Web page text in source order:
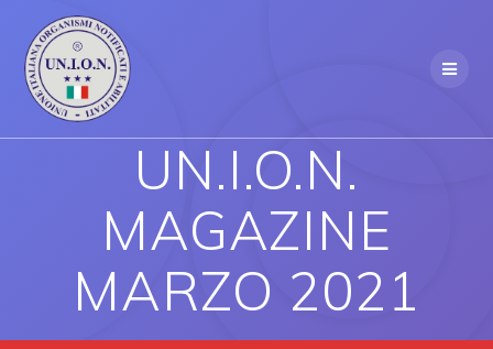
UN.I.O.N.
MAGAZINE
MARZO 2021